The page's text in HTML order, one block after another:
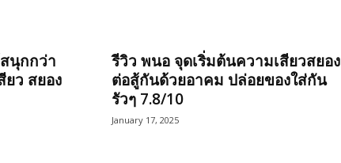
นุกกว่า
ว สยอง
รีวิว พนอ จุดเริ่มต้นความเสียวสยอง
ต่อสู้กันด้วยอาคม ปล่อยของใส่กัน
รัวๆ 7.8/10
January 17, 2025